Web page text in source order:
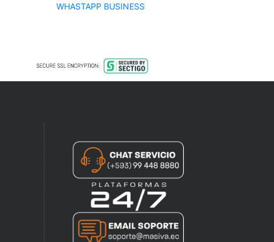
WHASTAPP BUSINESS